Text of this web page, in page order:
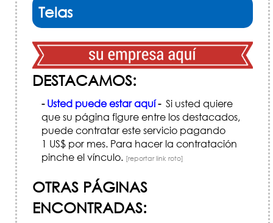
Telas
DESTACAMOS:
- Usted puede estar aquí-Si usted quiere
que su página figure entre los destacados,
puede contratar este servicio pagando
1 US$ por mes. Para hacer la contratación
pinche el vínculo. [reportar link roto]
OTRAS PÁGINAS
ENCONTRADAS: